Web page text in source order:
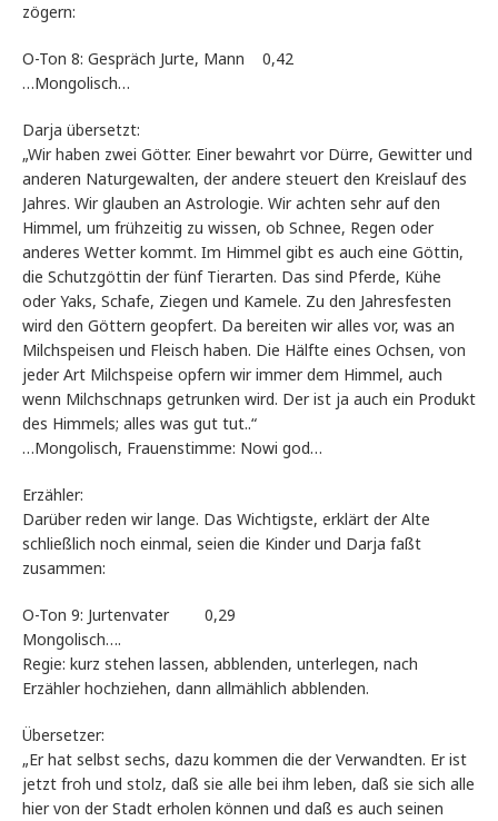
zögern:
O-Ton 8: Gespräch Jurte, Mann 0,42
…Mongolisch…
Darja übersetzt:
„Wir haben zwei Götter. Einer bewahrt vor Dürre, Gewitter und
anderen Naturgewalten, der andere steuert den Kreislauf des
Jahres. Wir glauben an Astrologie. Wir achten sehr auf den
Himmel, um frühzeitig zu wissen, ob Schnee, Regen oder
anderes Wetter kommt. Im Himmel gibt es auch eine Göttin,
die Schutzgöttin der fünf Tierarten. Das sind Pferde, Kühe
oder Yaks, Schafe, Ziegen und Kamele. Zu den Jahresfesten
wird den Göttern geopfert. Da bereiten wir alles vor, was an
Milchspeisen und Fleisch haben. Die Hälfte eines Ochsen, von
jeder Art Milchspeise opfern wir immer dem Himmel, auch
wenn Milchschnaps getrunken wird. Der ist ja auch ein Produkt
des Himmels; alles was gut tut..“
…Mongolisch, Frauenstimme: Nowi god…
Erzähler:
Darüber reden wir lange. Das Wichtigste, erklärt der Alte
schließlich noch einmal, seien die Kinder und Darja faßt
zusammen:
O-Ton 9: Jurtenvater 0,29
Mongolisch….
Regie: kurz stehen lassen, abblenden, unterlegen, nach
Erzähler hochziehen, dann allmählich abblenden.
Übersetzer:
„Er hat selbst sechs, dazu kommen die der Verwandten. Er ist
jetzt froh und stolz, daß sie alle bei ihm leben, daß sie sich alle
hier von der Stadt erholen können und daß es auch seinen